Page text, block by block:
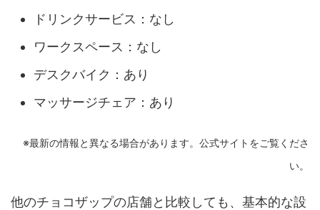
ドリンクサービス：なし
ワークスペース：なし
デスクバイク：あり
マッサージチェア：あり
※最新の情報と異なる場合があります。公式サイトをご覧くださ
い。
他のチョコザップの店舗と比較しても、基本的な設